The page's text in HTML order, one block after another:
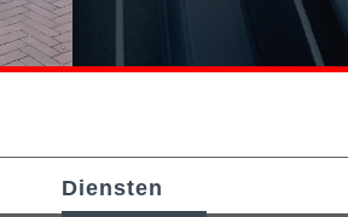
Diensten